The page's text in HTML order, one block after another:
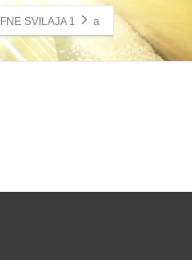
FNE SVILAJA 1 a